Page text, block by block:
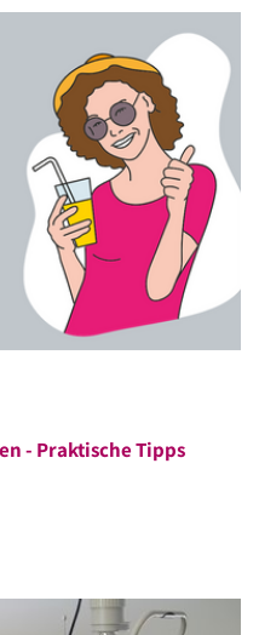
- Praktische Tipps